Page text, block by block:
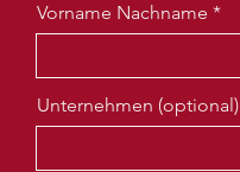
Vorname Nachname
Unternehmen (optional)